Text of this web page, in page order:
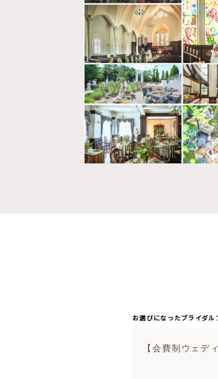
お選びになったブライダル
【会費制ウェ